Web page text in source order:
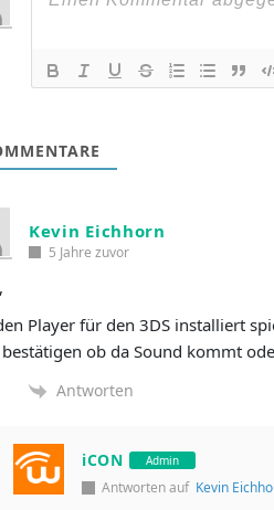
Kevin Eichhorn
5 Jahre zuvor
Player für den 3DS installiert
ob da Sound kommt
Antworten
iCON Admin
Antworten auf Kevin